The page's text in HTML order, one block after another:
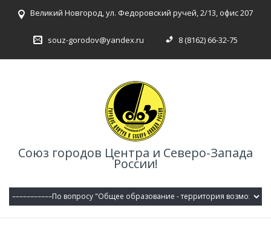
Великий Новгород, ул. Федоровский ручей, 2/13, офис 207
souz-gorodov@yandex.ru 8 (8162) 66-32-75
Союз городов Центра и Северо-Запада
России!